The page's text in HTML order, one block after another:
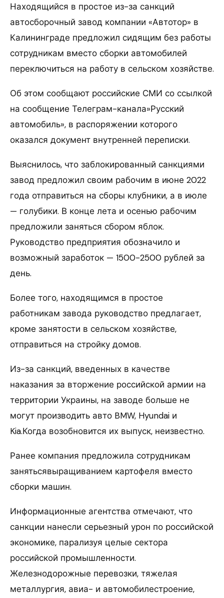
Находящийся в простое из-за санкций
автосборочный завод компании «Автотор» в
Калининграде предложил сидящим без работы
сотрудникам вместо сборки автомобилей
переключиться на работу в сельском хозяйстве.
Об этом сообщают российские СМИ со ссылкой
на сообщение Телеграм-канала»Русский
автомобиль», в распоряжении которого
оказался документ внутренней переписки.
Выяснилось, что заблокированный санкциями
завод предложил своим рабочим в июне 2022
года отправиться на сборы клубники, а в июле
— голубики. В конце лета и осенью рабочим
предложили заняться сбором яблок.
Руководство предприятия обозначило и
возможный заработок — 1500-2500 рублей за
день.
Более того, находящимся в простое
работникам завода руководство предлагает,
кроме занятости в сельском хозяйстве,
отправиться на стройку домов.
Из-за санкций, введенных в качестве
наказания за вторжение российской армии на
территории Украины, на заводе больше не
могут производить авто BMW, Hyundai и
Kia.Когда возобновится их выпуск, неизвестно.
Ранее компания предложила сотрудникам
занятьсявыращиванием картофеля вместо
сборки машин.
Информационные агентства отмечают, что
санкции нанесли серьезный урон по российской
экономике, парализуя целые сектора
российской промышленности.
Железнодорожные перевозки, тяжелая
металлургия, авиа- и автомобилестроение,